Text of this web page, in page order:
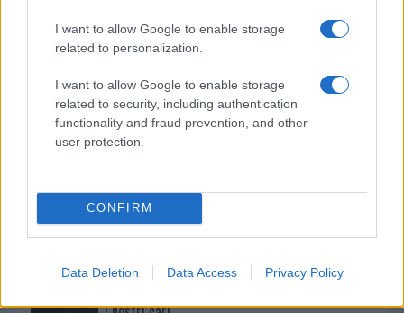
I want to allow Google to enable storage
related to personalization.
I want to allow Google to enable storage
related to security, including authentication
functionality and fraud prevention, and other
user protection.
CONFIRM
Data Deletion Data Access Privacy Policy
Martina Agostina Diturco
I nostri cari